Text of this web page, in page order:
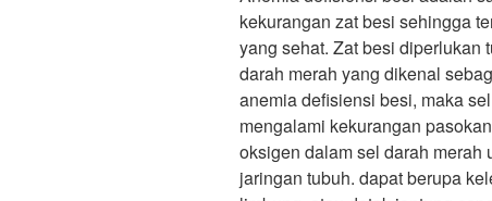
kekurangan zat besi sehingga
yang sehat. Zat besi diperlukan
darah merah yang dikenal
anemia defisiensi besi, maka
mengalami kekurangan
oksigen dalam sel darah merah
jaringan tubuh. dapat berupa